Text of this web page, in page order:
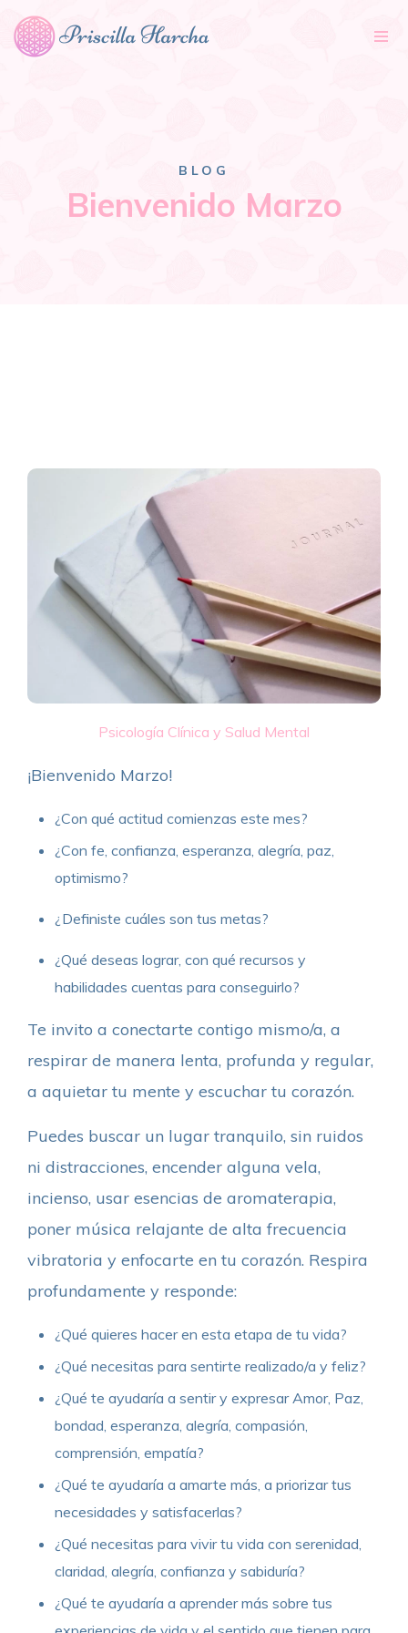
BLOG
Bienvenido Marzo
Psicología Clínica y Salud Mental
¡Bienvenido Marzo!
¿Con qué actitud comienzas este mes?
¿Con fe, confianza, esperanza, alegría, paz,
optimismo?
¿Definiste cuáles son tus metas?
¿Qué deseas lograr, con qué recursos y
habilidades cuentas para conseguirlo?
Te invito a conectarte contigo mismo/a, a
respirar de manera lenta, profunda y regular,
a aquietar tu mente y escuchar tu corazón.
Puedes buscar un lugar tranquilo, sin ruidos
ni distracciones, encender alguna vela,
incienso, usar esencias de aromaterapia,
poner música relajante de alta frecuencia
vibratoria y enfocarte en tu corazón. Respira
profundamente y responde:
¿Qué quieres hacer en esta etapa de tu vida?
¿Qué necesitas para sentirte realizado/a y feliz?
¿Qué te ayudaría a sentir y expresar Amor, Paz,
bondad, esperanza, alegría, compasión,
comprensión, empatía?
¿Qué te ayudaría a amarte más, a priorizar tus
necesidades y satisfacerlas?
¿Qué necesitas para vivir tu vida con serenidad,
claridad, alegría, confianza y sabiduría?
¿Qué te ayudaría a aprender más sobre tus